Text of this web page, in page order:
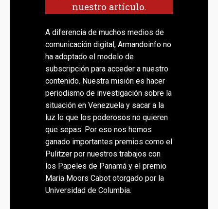
nuestro artículo.
A diferencia de muchos medios de
comunicación digital, Armandoinfo no
ha adoptado el modelo de
subscripción para acceder a nuestro
contenido. Nuestra misión es hacer
periodismo de investigación sobre la
situación en Venezuela y sacar a la
luz lo que los poderosos no quieren
que sepas. Por eso nos hemos
ganado importantes premios como el
Pulitzer por nuestros trabajos con
los Papeles de Panamá y el premio
Maria Moors Cabot otorgado por la
Universidad de Columbia.